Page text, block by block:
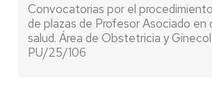
Convocatorias por el
de plazas de Profesor Asociado en
salud. Área de Obstetricia y
PU/25/106